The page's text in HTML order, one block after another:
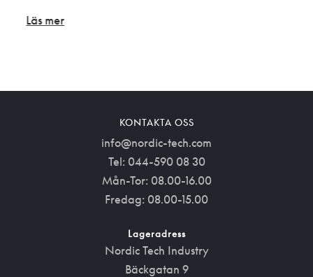
Läs mer
KONTAKTA OSS
info@nordic-tech.com
Tel: 044-590 08 30
Mån-Tor: 08.00-16.00
Fredag: 08.00-15.00
Lageradress
Nordic Tech Industry
Bäckgatan 9